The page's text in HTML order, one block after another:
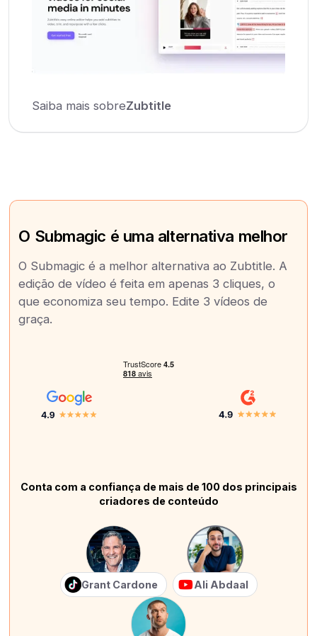
Saiba mais sobreZubtitle
O Submagic é uma alternativa melhor
O Submagic é a melhor alternativa ao Zubtitle. A
edição de vídeo é feita em apenas 3 cliques, o
que economiza seu tempo. Edite 3 vídeos de
graça.
Conta com a confiança de mais de 100 dos principais
criadores de conteúdo
Grant Cardone Ali Abdaal